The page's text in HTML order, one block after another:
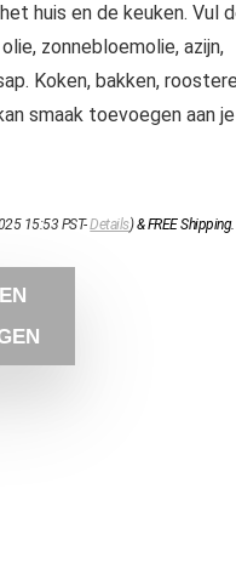
huis en de keuken. Vul
zonnebloemolie, azijn,
Koken, bakken,
smaak toevoegen aan je
15:53 PST-Details)&FREE Shipping.